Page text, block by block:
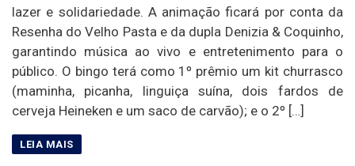
lazer e solidariedade. A animação ficará por conta da
Resenha do Velho Pasta e da dupla Denizia & Coquinho,
garantindo música ao vivo e entretenimento para o
público. O bingo terá como 1º prêmio um kit churrasco
(maminha, picanha, linguiça suína, dois fardos de
cerveja Heineken e um saco de carvão); e o 2º […]